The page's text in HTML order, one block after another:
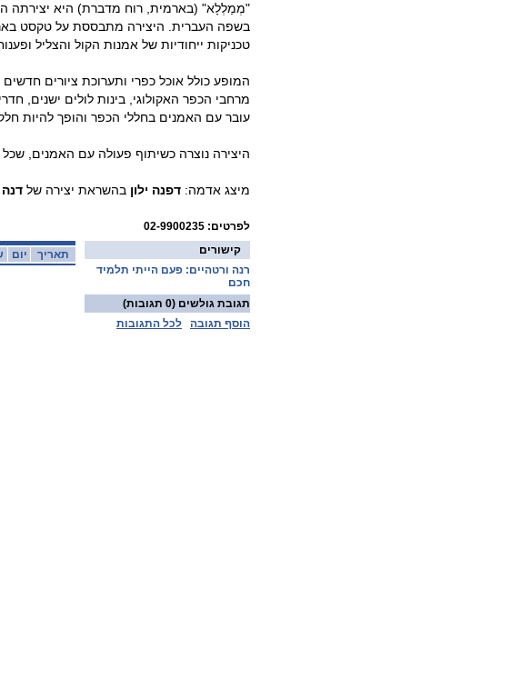
"מְמַלְלָא" (בארמית, רוח מדברת) היא יצירתה
בשפה העברית. היצירה מתבססת על טקסט
טכניקות ייחודיות של אמנות הקול והצליל
המופע כולל אוכל כפרי ותערוכת ציורים
מרחבי הכפר האקולוגי, בינות לולים ישנים,
עובר עם האמנים בחללי הכפר והופך להיות חלק
היצירה נוצרה כשיתוף פעולה עם האמנים, שכל
מיצג אדמה: דפנה ילון בהשראת יצירה של דנה
לפרטים: 02-9900235
יום תאריך
קישורים
רנה ורטהיים: פעם הייתי תלמיד
חכם
תגובת גולשים (0 תגובות)
הוסף תגובה
לכל התגובות